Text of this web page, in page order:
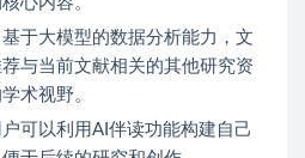
基于大模型的数据分析能力，文
与当前文献相关的其他研究资
术视野。
户可以利用AI伴读功能构建自己